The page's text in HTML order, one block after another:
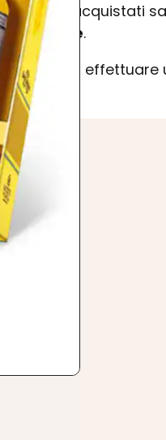
I prodotti acquistati
dell’ordine.
Se desideri effettuare